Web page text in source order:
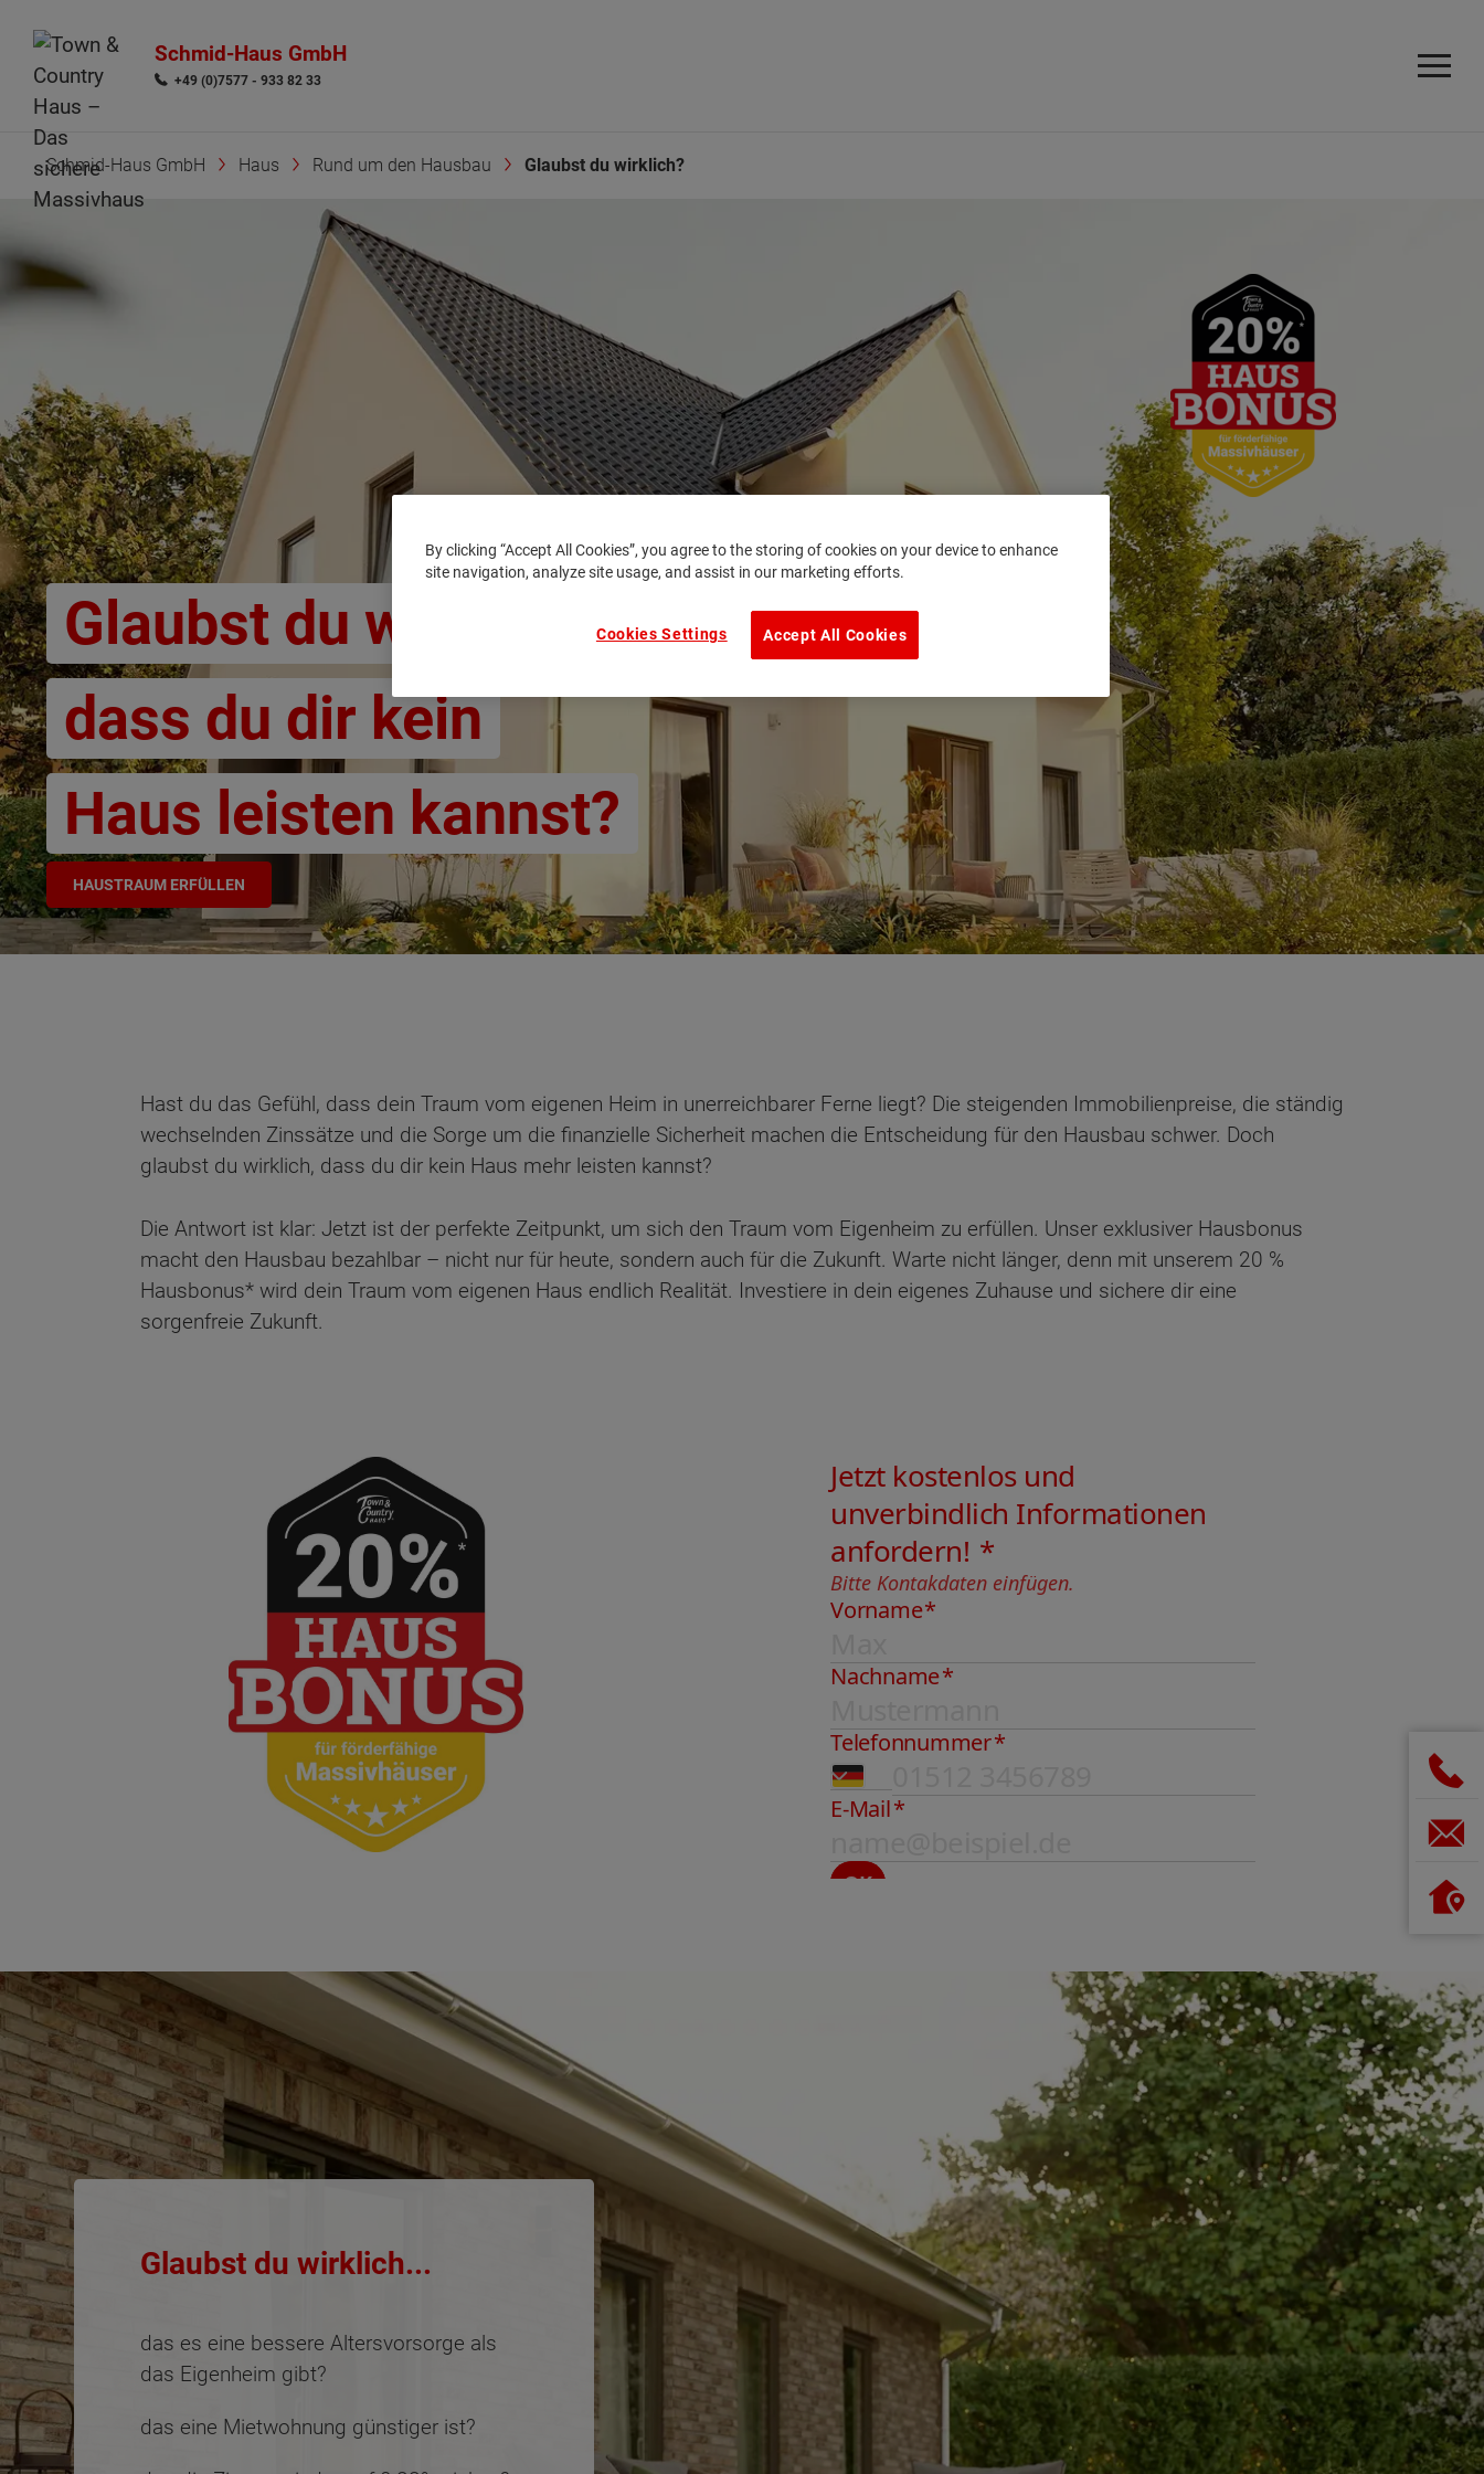
Schmid-Haus GmbH
+49 (0)7577 - 933 82 33
Schmid-Haus GmbH Haus Rund um den Hausbau Glaubst du wirklich?
Glaubst du wirklich,
dass du dir kein
Haus leisten kannst?
HAUSTRAUM ERFÜLLEN
Hast du das Gefühl, dass dein Traum vom eigenen Heim in unerreichbarer Ferne liegt? Die steigenden Immobilienpreise, die ständig
wechselnden Zinssätze und die Sorge um die finanzielle Sicherheit machen die Entscheidung für den Hausbau schwer. Doch
glaubst du wirklich, dass du dir kein Haus mehr leisten kannst?
Die Antwort ist klar: Jetzt ist der perfekte Zeitpunkt, um sich den Traum vom Eigenheim zu erfüllen. Unser exklusiver Hausbonus
macht den Hausbau bezahlbar – nicht nur für heute, sondern auch für die Zukunft. Warte nicht länger, denn mit unserem 20 %
Hausbonus* wird dein Traum vom eigenen Haus endlich Realität. Investiere in dein eigenes Zuhause und sichere dir eine
sorgenfreie Zukunft.
Glaubst du wirklich...
das es eine bessere Altersvorsorge als
das Eigenheim gibt?
das eine Mietwohnung günstiger ist?Wonach möchten Sie suchen?
By clicking “Accept All Cookies”, you agree to the storing of cookies on your device to enhance
site navigation, analyze site usage, and assist in our marketing efforts.
Accept All Cookies
Cookies Settings